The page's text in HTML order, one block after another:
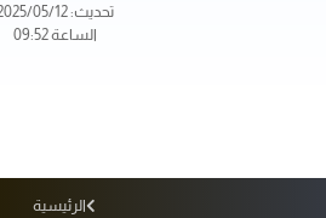
تحديث: 2025/05/12
الساعة 09:52
الرئيسية